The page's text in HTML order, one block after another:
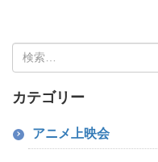
索:
カテゴリー
アニメ上映会